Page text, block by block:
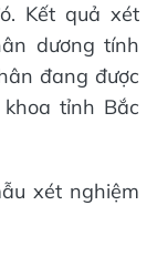
Kết quả xét
dương tính
đang được
tỉnh Bắc
xét nghiệm